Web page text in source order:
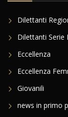
Dilettanti
Dilettanti Serie
Eccellenza
Eccellenza
Giovanili
news in primo